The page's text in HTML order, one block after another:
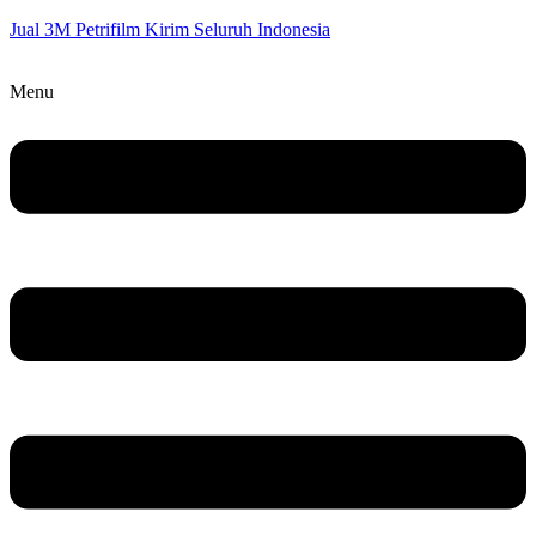
Jual 3M Petrifilm Kirim Seluruh Indonesia
Menu